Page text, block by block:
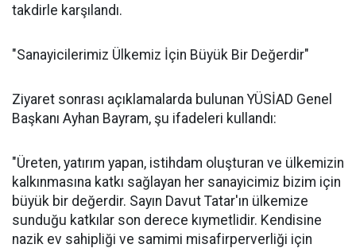
takdirle karşılandı.
"Sanayicilerimiz Ülkemiz İçin Büyük Bir Değerdir"
Ziyaret sonrası açıklamalarda bulunan YÜSİAD Genel
Başkanı Ayhan Bayram, şu ifadeleri kullandı:
"Üreten, yatırım yapan, istihdam oluşturan ve ülkemizin
kalkınmasına katkı sağlayan her sanayicimiz bizim için
büyük bir değerdir. Sayın Davut Tatar'ın ülkemize
sunduğu katkılar son derece kıymetlidir. Kendisine
nazik ev sahipliği ve samimi misafirperverliği için